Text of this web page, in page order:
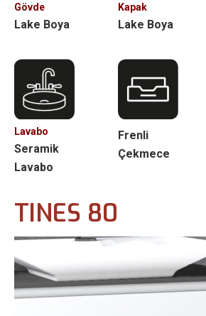
Gövde
Lake Boya
Kapak
Lake Boya
Lavabo
Seramik
Lavabo
Frenli
Çekmece
TINES 80